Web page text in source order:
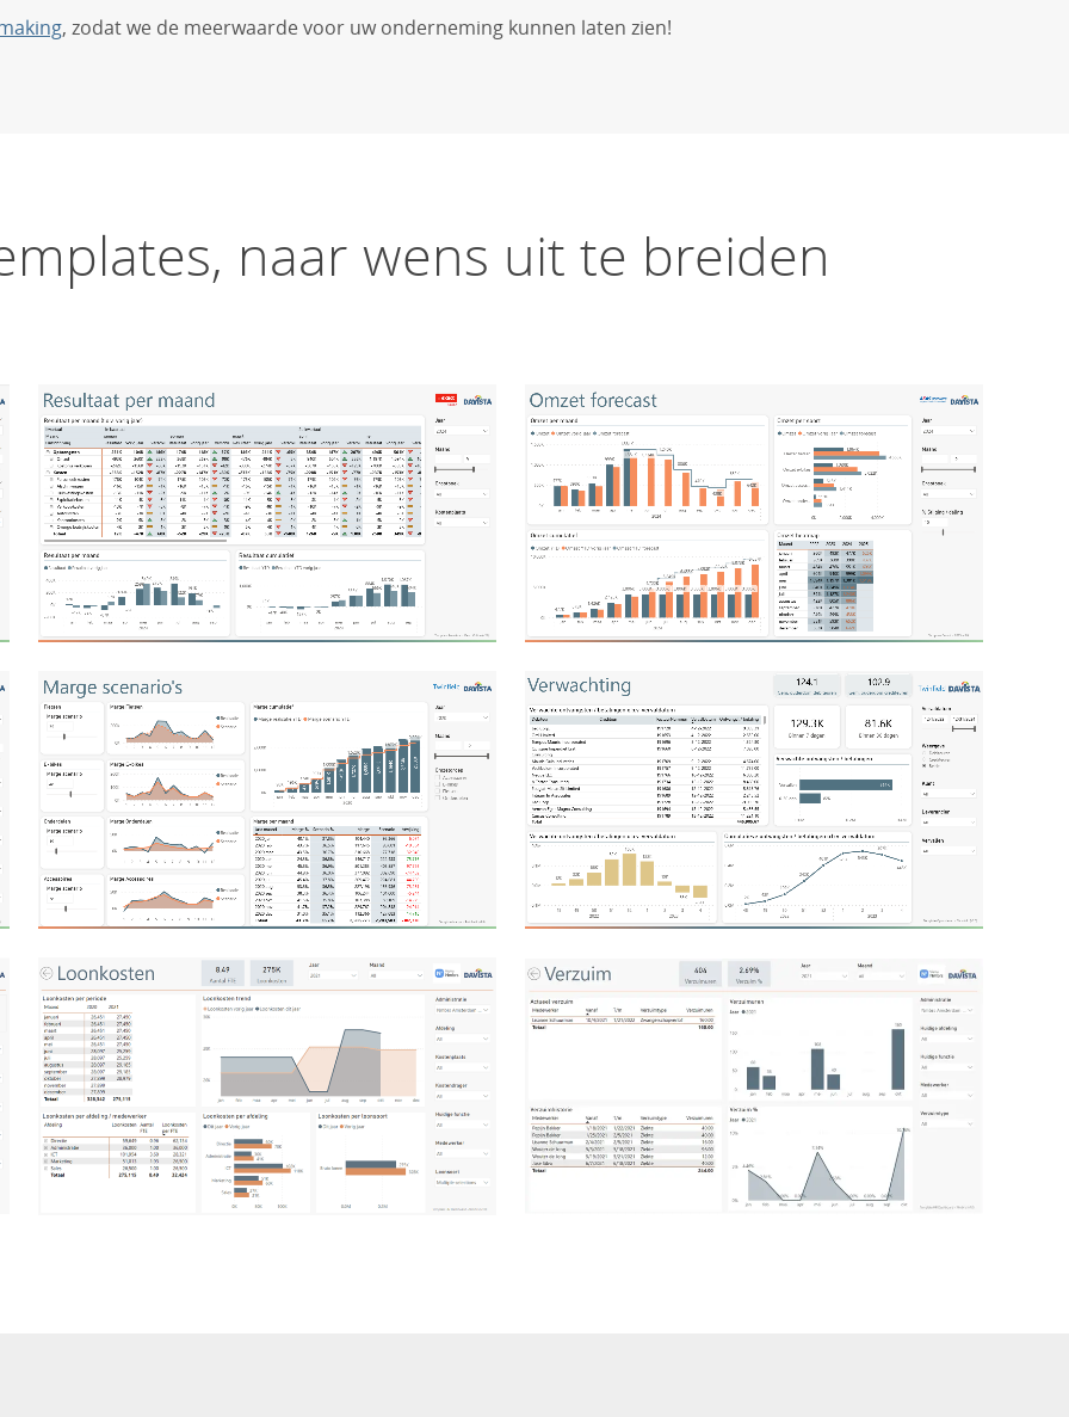
, zodat we de meerwaarde voor uw onderneming kunnen laten zien!
naar wens uit te breiden